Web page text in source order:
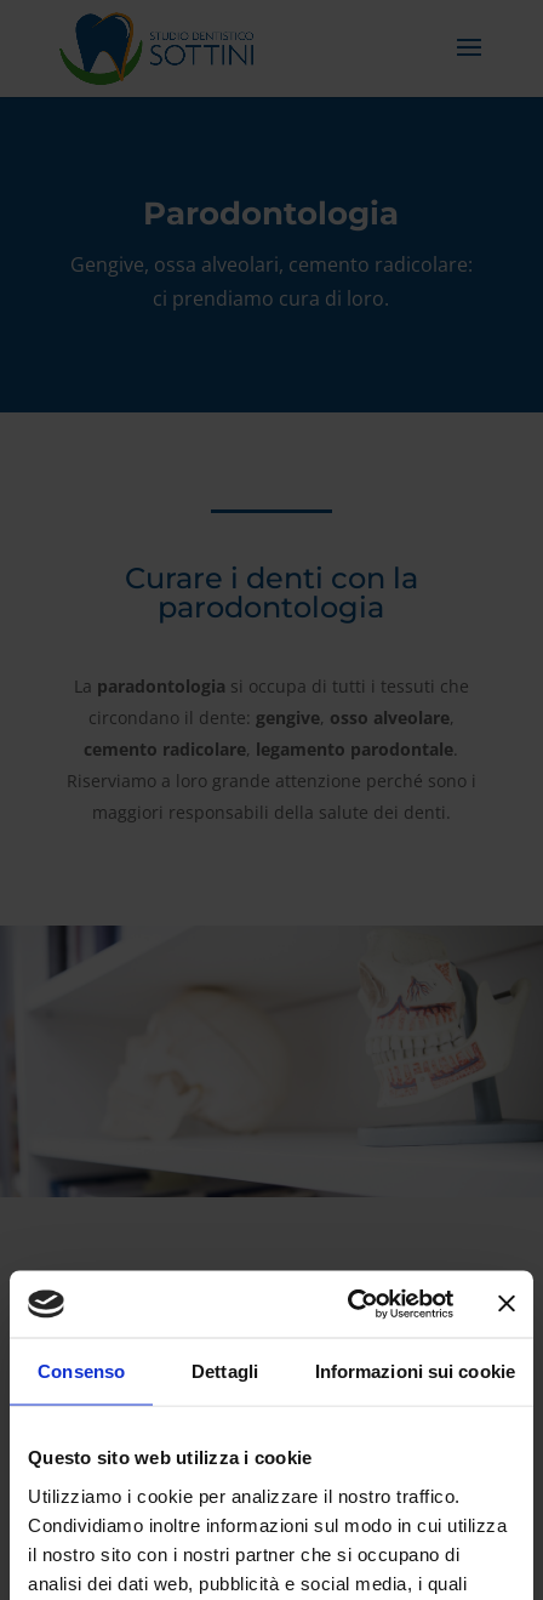
Consenso Dettagli Informazioni sui cookie
Questo sito web utilizza i cookie
Utilizziamo i cookie per analizzare il nostro traffico.
Condividiamo inoltre informazioni sul modo in cui utilizza
il nostro sito con i nostri partner che si occupano di
analisi dei dati web, pubblicità e social media, i quali
Parodontologia
Gengive, ossa alveolari, cemento radicolare:
ci prendiamo cura di loro.
Curare i denti con la
parodontologia
La paradontologia si occupa di tutti i tessuti che
circondano il dente: gengive, osso alveolare,
cemento radicolare, legamento parodontale.
Riserviamo a loro grande attenzione perché sono i
maggiori responsabili della salute dei denti.
La parodontite
La bocca è un ambiente abitato da un elevatissimo
Quando i batteri crescono in numero o in aggressività, o si
abbassano le difese immunitarie, questi riescono ad
insinuarsi tra dente e gengivacreando delle “tasche
parodontali”, distruggono la banda di gengiva che
protegge i denti e fanno riassorbire l’osso che sostiene i